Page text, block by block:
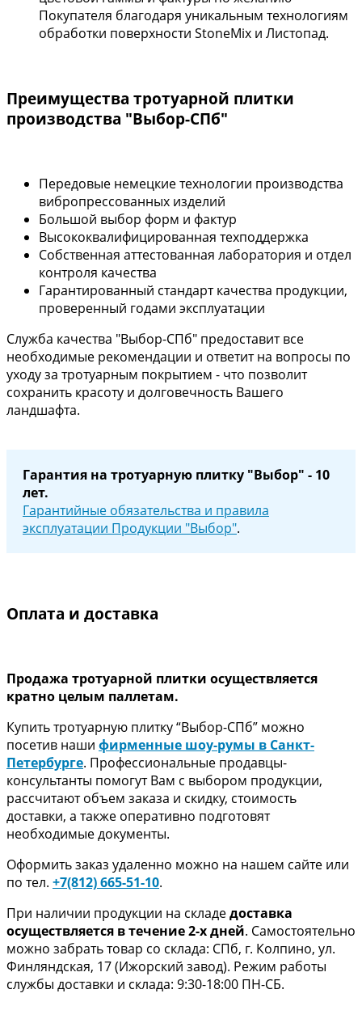
Покупателя благодаря уникальным технологиям
обработки поверхности StoneMix и Листопад.
Преимущества тротуарной плитки
производства "Выбор-СПб"
Передовые немецкие технологии производства
вибропрессованных изделий
Большой выбор форм и фактур
Высококвалифицированная техподдержка
Собственная аттестованная лаборатория и отдел
контроля качества
Гарантированный стандарт качества продукции,
проверенный годами эксплуатации
Служба качества "Выбор-СПб" предоставит все
необходимые рекомендации и ответит на вопросы по
уходу за тротуарным покрытием - что позволит
сохранить красоту и долговечность Вашего
ландшафта.
Гарантия на тротуарную плитку "Выбор" - 10
лет.
Гарантийные обязательства и правила
эксплуатации Продукции "Выбор".
Оплата и доставка
Продажа тротуарной плитки осуществляется
кратно целым паллетам.
Купить тротуарную плитку “Выбор-СПб” можно
посетив наши фирменные шоу-румы в Санкт-
Петербурге. Профессиональные продавцы-
консультанты помогут Вам с выбором продукции,
рассчитают объем заказа и скидку, стоимость
доставки, а также оперативно подготовят
необходимые документы.
Оформить заказ удаленно можно на нашем сайте или
по тел. +7(812) 665-51-10.
При наличии продукции на складедоставка
осуществляется в течение 2-х дней. Самостоятельно
можно забрать товар со склада: СПб, г. Колпино, ул.
Финляндская, 17 (Ижорский завод). Режим работы
службы доставки и склада: 9:30-18:00 ПН-СБ.